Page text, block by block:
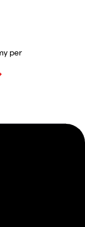
per